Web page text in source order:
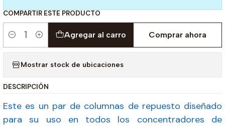
COMPARTIR ESTE PRODUCTO
Cantidad
Agregar al carro Comprar ahora
Mostrar stock de ubicaciones
DESCRIPCIÓN
Este es un par de columnas de repuesto diseñado
para su uso en todos los concentradores de